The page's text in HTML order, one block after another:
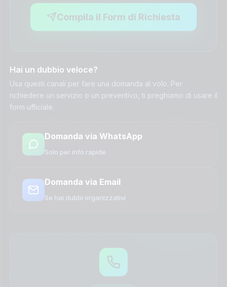
Compila il Form di Richiesta
Hai un dubbio veloce?
Usa questi canali per fare una domanda al volo. Per
richiedere un servizio o un preventivo, ti preghiamo di usare il
form ufficiale.
Domanda via WhatsApp
Solo per info rapide
Domanda via Email
Se hai dubbi organizzativi